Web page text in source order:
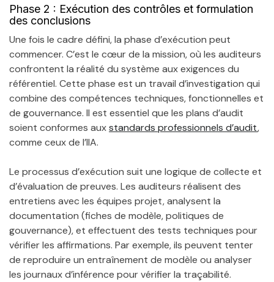
Phase 2 : Exécution des contrôles et formulation
des conclusions
Une fois le cadre défini, la phase d’exécution peut
commencer. C’est le cœur de la mission, où les auditeurs
confrontent la réalité du système aux exigences du
référentiel. Cette phase est un travail d’investigation qui
combine des compétences techniques, fonctionnelles et
de gouvernance. Il est essentiel que les plans d’audit
soient conformes auxstandards professionnels d’audit,
comme ceux de l’IIA.
Le processus d’exécution suit une logique de collecte et
d’évaluation de preuves. Les auditeurs réalisent des
entretiens avec les équipes projet, analysent la
documentation (fiches de modèle, politiques de
gouvernance), et effectuent des tests techniques pour
vérifier les affirmations. Par exemple, ils peuvent tenter
de reproduire un entraînement de modèle ou analyser
les journaux d’inférence pour vérifier la traçabilité.